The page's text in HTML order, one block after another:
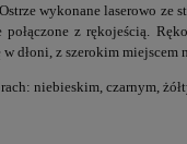
wykonane laserowo ze
z rękojeścią.
dłoni, z szerokim miejscem
niebieskim, czarnym,